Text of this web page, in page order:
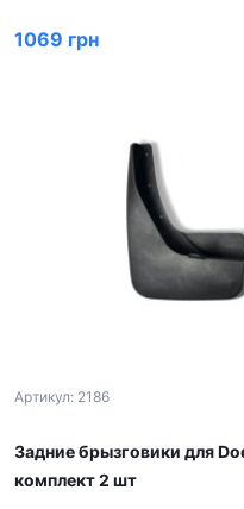
1069 грн
Артикул: 2186
Задние брызговики для
комплект 2 шт